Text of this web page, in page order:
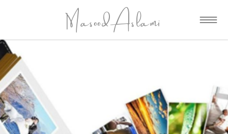
Masood Aslami